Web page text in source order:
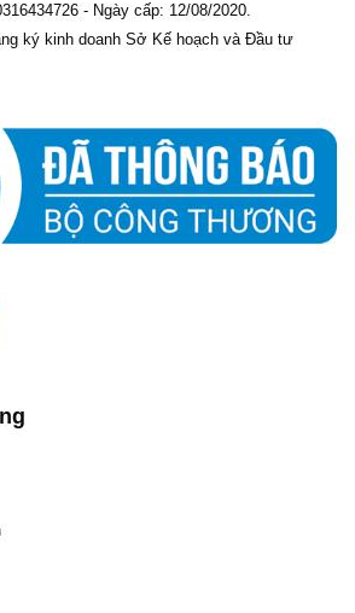
- Ngày cấp: 12/08/2020.
ký kinh doanh Sở Kế hoạch và Đầu tư